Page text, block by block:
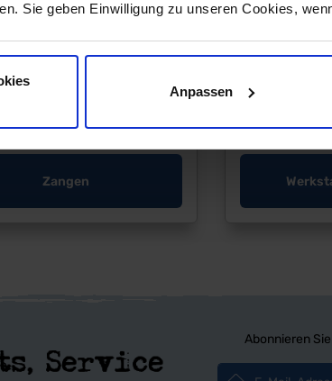
Sie geben Einwilligung zu unseren Cookies,
Anpassen
Zangen
Abonnieren
E-Mail-Adresse*